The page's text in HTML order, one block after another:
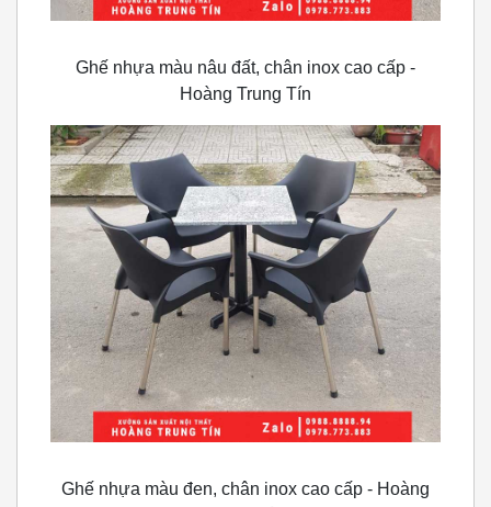
Ghế nhựa màu nâu đất, chân inox cao cấp -
Hoàng Trung Tín
Ghế nhựa màu đen, chân inox cao cấp - Hoàng